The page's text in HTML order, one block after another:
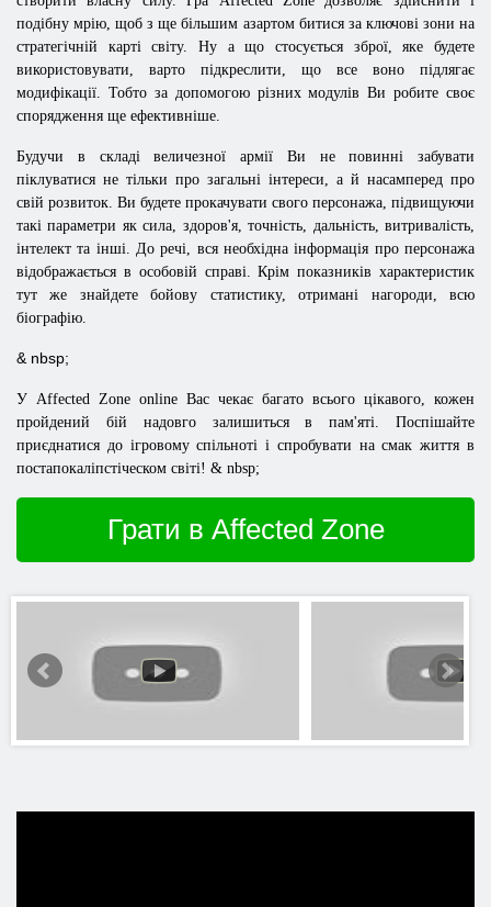
подібну мрію, щоб з ще більшим азартом битися за ключові зони на
стратегічній карті світу. Ну а що стосується зброї, яке будете
використовувати, варто підкреслити, що все воно підлягає
модифікації. Тобто за допомогою різних модулів Ви робите своє
спорядження ще ефективніше.
Будучи в складі величезної армії Ви не повинні забувати
піклуватися не тільки про загальні інтереси, а й насамперед про
свій розвиток. Ви будете прокачувати свого персонажа, підвищуючи
такі параметри як сила, здоров'я, точність, дальність, витривалість,
інтелект та інші. До речі, вся необхідна інформація про персонажа
відображається в особовій справі. Крім показників характеристик
тут же знайдете бойову статистику, отримані нагороди, всю
біографію.
& nbsp;
У Affected Zone online Вас чекає багато всього цікавого, кожен
пройдений бій надовго залишиться в пам'яті. Поспішайте
приєднатися до ігровому спільноті і спробувати на смак життя в
постапокаліпстіческом світі! & nbsp;
Грати в Affected Zone